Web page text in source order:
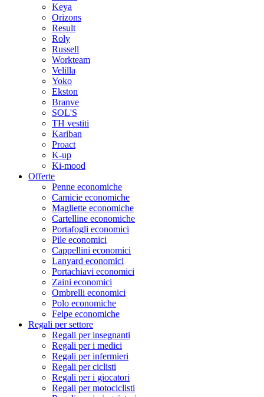
Keya
Orizons
Result
Roly
Russell
Workteam
Velilla
Yoko
Ekston
Branve
SOL'S
TH vestiti
Kariban
Proact
K-up
Ki-mood
Offerte
Penne economiche
Camicie economiche
Magliette economiche
Cartelline economiche
Portafogli economici
Pile economici
Cappellini economici
Lanyard economici
Portachiavi economici
Zaini economici
Ombrelli economici
Polo economiche
Felpe economiche
Regali per settore
Regali per insegnanti
Regali per i medici
Regali per infermieri
Regali per ciclisti
Regali per i giocatori
Regali per motociclisti